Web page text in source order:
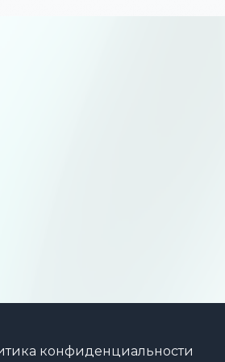
конфиденциальности